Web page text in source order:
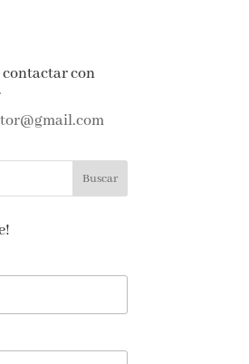
contactar con